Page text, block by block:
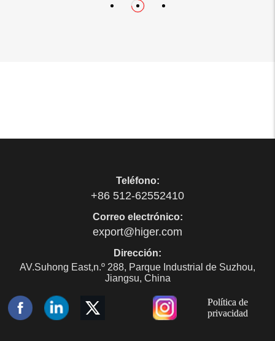
Teléfono:
+86 512-62552410
Correo electrónico:
export@higer.com
Dirección:
AV.Suhong East,n.º 288, Parque Industrial de Suzhou,
Jiangsu, China
Política de
privacidad